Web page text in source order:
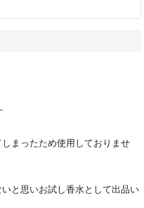
まったため使用しておりませ
と思いお試し香水として出品い